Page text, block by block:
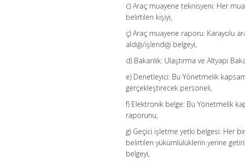
c) Araç muayene teknisyeni: Her
belirtilen kişiyi,
ç) Araç muayene raporu: Karayolu
aldığı/işlendiği belgeyi,
d) Bakanlık: Ulaştırma ve Altyapı
e) Denetleyici: Bu Yönetmelik
gerçekleştirecek personeli,
f) Elektronik belge: Bu Yönetmelik
raporunu,
g) Geçici işletme yetki belgesi: Her
belirtilen yükümlülüklerin yerine
belgeyi,